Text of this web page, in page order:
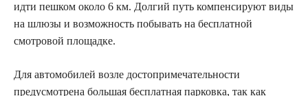
идти пешком около 6 км. Долгий путь компенсируют виды
на шлюзы и возможность побывать на бесплатной
смотровой площадке.
Для автомобилей возле достопримечательности
предусмотрена большая бесплатная парковка, так как